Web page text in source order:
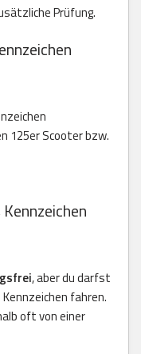
Prüfung.
125er Scooter bzw.
, aber du darfst
fahren.
oft von einer